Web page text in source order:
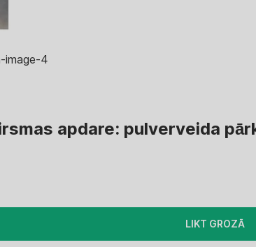
apdare: pulverveida
LIKT GROZĀ